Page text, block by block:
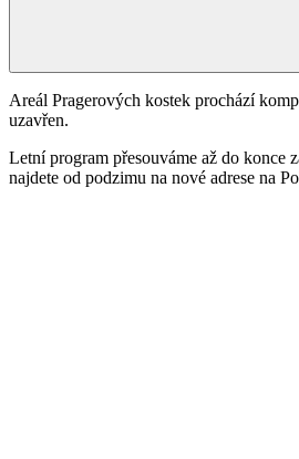
Areál Pragerových kostek prochází
uzavřen.
Letní program přesouváme až do konce
najdete od podzimu na nové adrese na